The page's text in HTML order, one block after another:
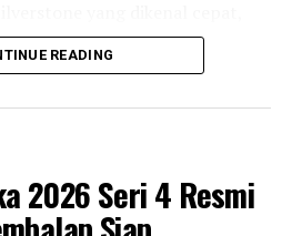
saya adalah
selangkah
di setiap
memberikan
memiliki cuaca yang sulit
Asia juga menghadirkan
World Championship
yang masih menjalani
Kiattisak sendiri merupakan
READING
2026 Seri 4 Resmi